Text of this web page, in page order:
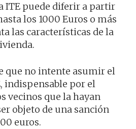
ITE puede diferir a partir
los 1000 Euros o más
las características de la
que no intente asumir el
indispensable por el
vecinos que la hayan
objeto de una sanción
euros.